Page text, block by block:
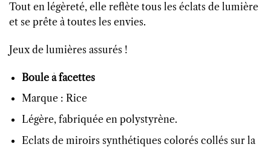
Tout en légèreté, elle reflète tous les éclats de lumière
et se prête à toutes les envies.
Jeux de lumières assurés !
Boule à facettes
Marque : Rice
Légère, fabriquée en polystyrène.
Eclats de miroirs synthétiques colorés collés sur la